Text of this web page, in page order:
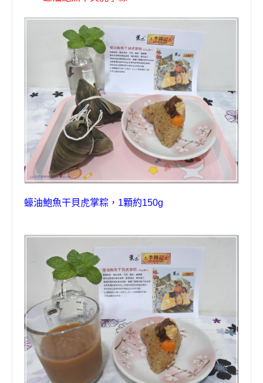
蠔油鮑魚干貝虎掌粽 ， 1顆約150g